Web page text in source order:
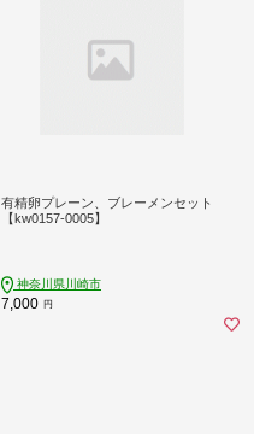
有精卵プレーン、ブレーメンセット
【kw0157-0005】
神奈川県川崎市
7,000 円